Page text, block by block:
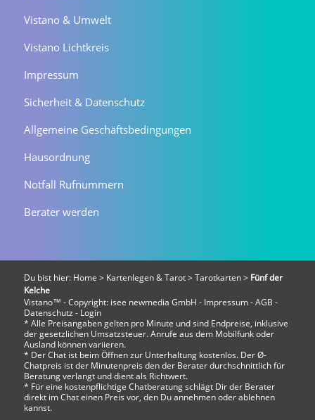
Vistano & Umwelt
Vistano Lichtkreis
Impressum
Sicherheit & Datenschutz
Allgemeine Geschäftsbedingungen
Hausordnung
Notfall Rufnummern
Berater werden
Du bist hier: Home > Kartenlegen & Tarot> Tarotkarten> Fünf der
Kelche
Vistano™ - Copyright: isee newmedia GmbH - Impressum-AGB -
Datenschutz - Login
* Alle Preisangaben gelten pro Minute und sind Endpreise, inklusive
der gesetzlichen Umsatzsteuer. Anrufe aus dem Mobilfunk oder
Ausland können variieren.
* Der Chat ist beim Öffnen zur Unterhaltung kostenlos. Der Ø-
Chatpreis ist der Minutenpreis den der Berater durchschnittlich für
Beratung verlangt und dient als Richtwert.
* Für eine kostenpflichtige Chatberatung schlägt Dir der Berater
direkt im Chat einen Preis vor, den Du annehmen oder ablehnen
kannst.